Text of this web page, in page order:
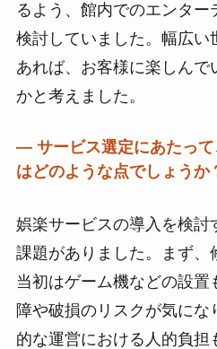
るよう、館内でのエンター
検討していました。幅広い
あれば、お客様に楽しんで
かと考えました。
― サービス選定にあたって
はどのような点でしょうか
娯楽サービスの導入を検討
課題がありました。まず、
当初はゲーム機などの設置
障や破損のリスクが気に
的な運営における人的負担